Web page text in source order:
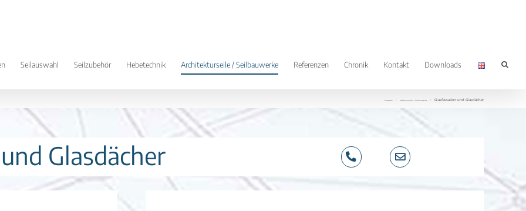
Seilauswahl Seilzubehör Hebetechnik Architekturseile / Seilbauwerke Referenzen Chronik Kontakt Downloads
Startseite Architekturseile / Seilbauwerke Glasfassaden und Glasdächer
Glasdächer